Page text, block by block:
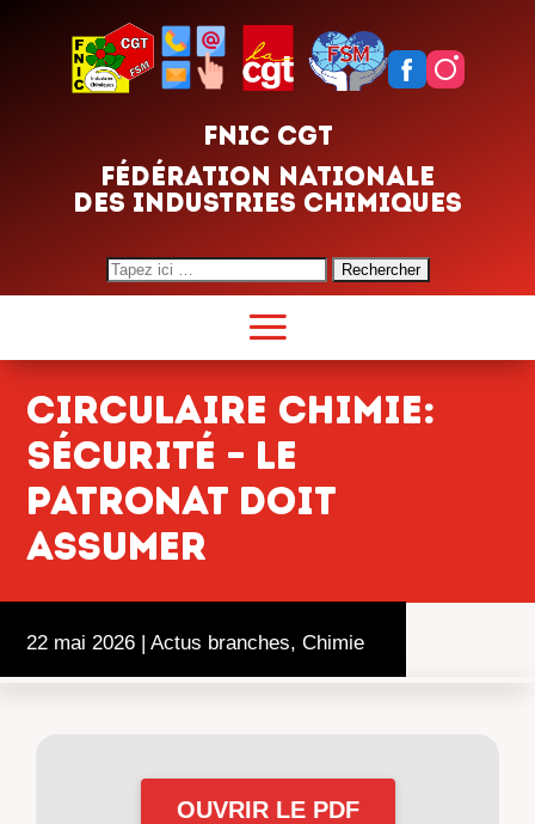
FNIC CGT
FÉDÉRATION NATIONALE
DES INDUSTRIES CHIMIQUES
Search
for:
Circulaire chimie:
Sécurité – Le
patronat doit
assumer
22 mai 2026 | Actus branches, Chimie
OUVRIR LE PDF